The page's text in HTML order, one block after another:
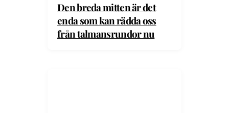
Den breda mitten är det
enda som kan rädda oss
från talmansrundor nu